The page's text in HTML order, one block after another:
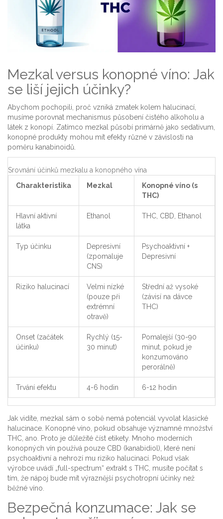
Mezkal versus konopné víno: Jak
se liší jejich účinky?
Abychom pochopili, proč vzniká zmatek kolem halucinací,
musíme porovnat mechanismus působení čistého alkoholu a
látek z konopí. Zatímco mezkal působí primárně jako sedativum,
konopné produkty mohou mít efekty různé v závislosti na
poměru kanabinoidů.
Srovnání účinků mezkalu a konopného vína
Charakteristika
Mezkal
Konopné víno (s
THC)
Hlavní aktivní
látka
Ethanol THC, CBD, Ethanol
Typ účinku
Depresivní
(zpomaluje
CNS)
Psychoaktivní +
Depresivní
Riziko halucinací
Velmi nízké
(pouze při
extrémní
otravě)
Střední až vysoké
(závisí na dávce
THC)
Onset (začátek
účinku)
Rychlý (15-
30 minut)
Pomalejší (30-90
minut, pokud je
konzumováno
perorálně)
Trvání efektu 4-6 hodin 6-12 hodin
Jak vidíte, mezkal sám o sobě nemá potenciál vyvolat klasické
halucinace. Konopné víno, pokud obsahuje významné množství
THC, ano. Proto je důležité číst etikety. Mnoho moderních
konopných vín používá pouze CBD (kanabidiol), které není
psychoaktivní a nehrozí mu riziko halucinací. Pokud však
výrobce uvádí „full-spectrum“ extrakt s THC, musíte počítat s
tím, že nápoj bude mít výraznější psychotropní účinky než
běžné víno.
Bezpečná konzumace: Jak se